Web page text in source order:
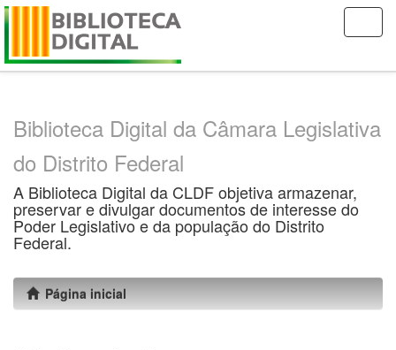
Skip
Biblioteca Digital da Câmara Legislativa
do Distrito Federal
A Biblioteca Digital da CLDF objetiva armazenar,
preservar e divulgar documentos de interesse do
Poder Legislativo e da população do Distrito
Federal.
Página inicial